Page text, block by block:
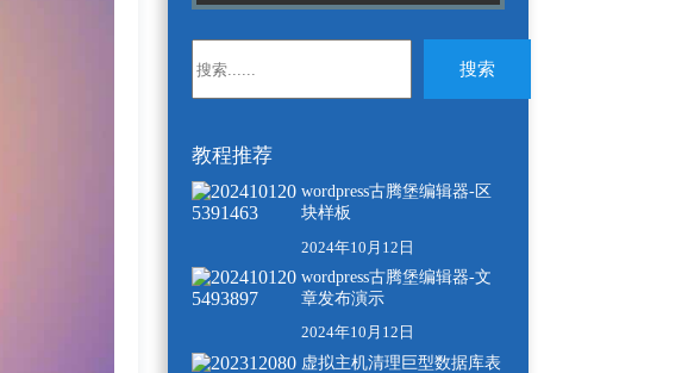
搜索
结
果
教程推荐
wordpress古腾堡编辑器-区
块样板
2024年10月12日
wordpress古腾堡编辑器-文
章发布演示
2024年10月12日
虚拟主机清理巨型数据库表